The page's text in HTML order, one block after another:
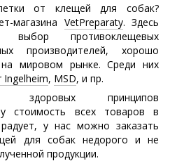
от клещей для собак?
магазина VetPreparaty. Здесь
выбор противоклещевых
производителей, хорошо
на мировом рынке. Среди них
Ingelheim, MSD, и пр.
здоровых принципов
стоимость всех товаров в
у нас можно заказать
для собак недорого и не
продукции.